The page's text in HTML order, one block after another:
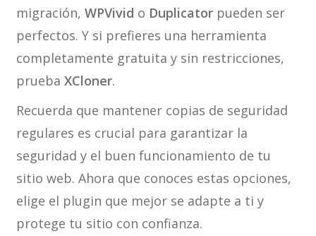
migración, WPVivid o Duplicatorpueden ser
perfectos. Y si prefieres una herramienta
completamente gratuita y sin restricciones,
prueba XCloner.
Recuerda que mantener copias de seguridad
regulares es crucial para garantizar la
seguridad y el buen funcionamiento de tu
sitio web. Ahora que conoces estas opciones,
elige el plugin que mejor se adapte a ti y
protege tu sitio con confianza.